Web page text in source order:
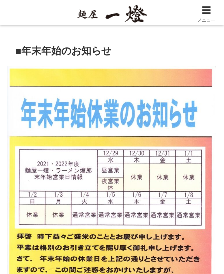
■年末年始のお知らせ
メニュー